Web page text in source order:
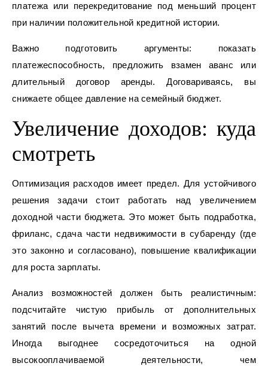
платежа или перекредитование под меньший процент
при наличии положительной кредитной истории.
Важно подготовить аргументы: показать
платежеспособность, предложить взамен аванс или
длительный договор аренды. Договариваясь, вы
снижаете общее давление на семейный бюджет.
Увеличение доходов: куда
смотреть
Оптимизация расходов имеет предел. Для устойчивого
решения задачи стоит работать над увеличением
доходной части бюджета. Это может быть подработка,
фриланс, сдача части недвижимости в субаренду (где
это законно и согласовано), повышение квалификации
для роста зарплаты.
Анализ возможностей должен быть реалистичным:
подсчитайте чистую прибыль от дополнительных
занятий после вычета времени и возможных затрат.
Иногда выгоднее сосредоточиться на одной
высокооплачиваемой деятельности, чем